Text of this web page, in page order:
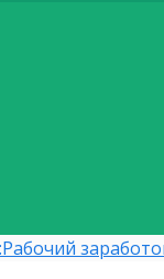
Рабочий